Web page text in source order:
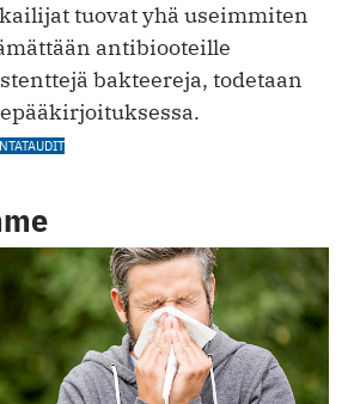
tuovat yhä useimmiten
antibiooteille
bakteereja, todetaan